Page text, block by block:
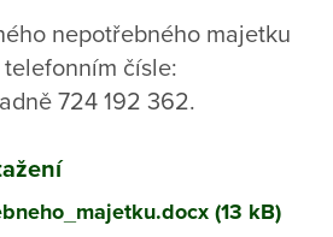
nepotřebného majetku
čísle:
724 192 362.
(13 kB)